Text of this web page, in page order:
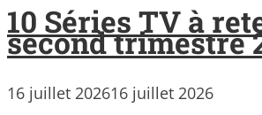
10 Séries TV à
second trimestre
16 juillet 202616 juillet 2026